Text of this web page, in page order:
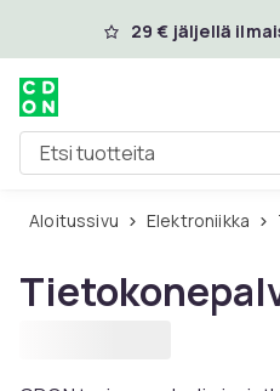
Ohita ja siirry
29 € jäljellä
Etsi tuotteita
Aloitussivu Elektroniikka